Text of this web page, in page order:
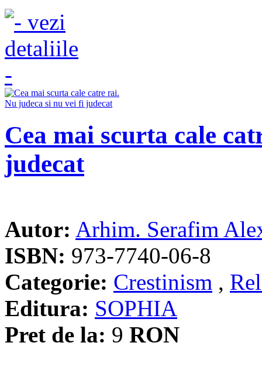
Cea mai scurta cale
judecat
Autor: Arhim. Serafim
ISBN: 973-7740-06-8
Categorie: Crestinism ,
Editura: SOPHIA
Pret de la: 9 RON